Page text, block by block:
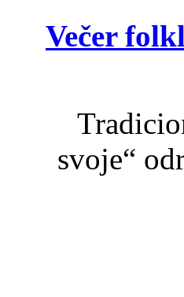
Večer
svoje“